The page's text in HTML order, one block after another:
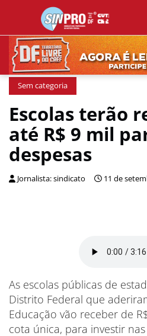
Sem categoria
Escolas terão
até R$ 9 mil
despesas
Jornalista: sindicato 11 de
As escolas públicas de
Distrito Federal que
Educação vão receber de
cota única, para investir